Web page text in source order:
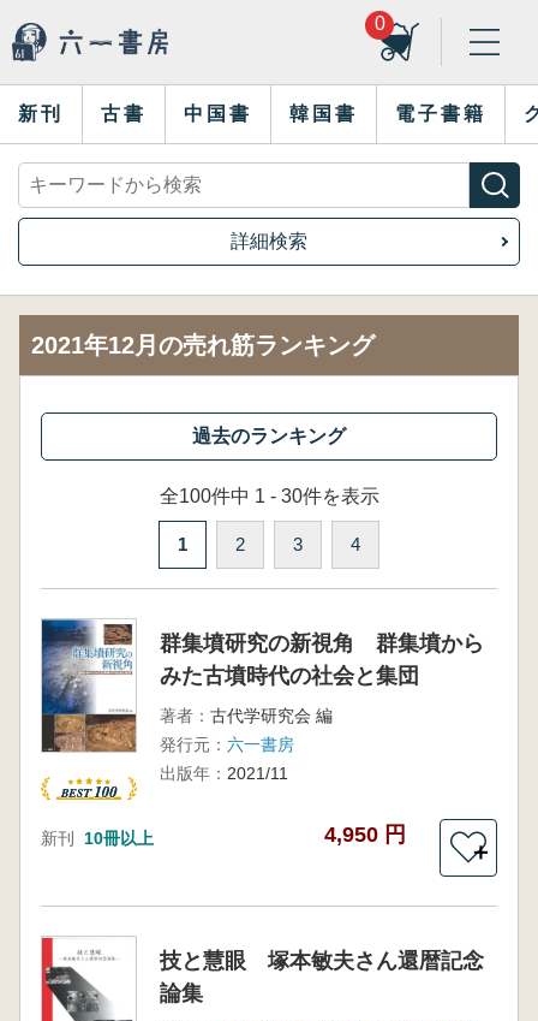
0
新刊 古書 中国書 韓国書 電子書籍
詳細検索
2021年12月の売れ筋ランキング
全100件中 1 - 30件を表示
1 2 3 4
群集墳研究の新視角 群集墳から
みた古墳時代の社会と集団
著者： 古代学研究会 編
発行元： 六一書房
出版年： 2021/11
新刊 10冊以上 4,950 円
＋
技と慧眼 塚本敏夫さん還暦記念
論集